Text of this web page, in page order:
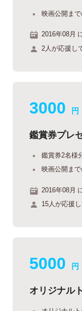
映画公開ま
2016年08月
2人が応援し
3000 円
鑑賞券プレ
鑑賞券2名様
映画公開ま
2016年08月
15人が応援し
5000 円
オリジナル